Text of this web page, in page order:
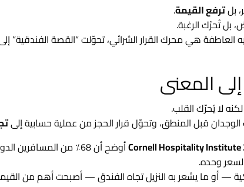
بلترفع القيمة.
بل تُحرّك الرغبة.
هي محرك القرار الشرائي، تحوّلت “القصة الفندقية”
المعنى
لا يُحرّك القلب.
قبل المنطق، وتحوّل قرار الحجز من عملية حسابية إلى
Cornell Hospitality Institute
أوضح أن 68٪ من
وحده.
— أو ما يشعر به النزيل تجاه الفندق — أصبحت أهم من